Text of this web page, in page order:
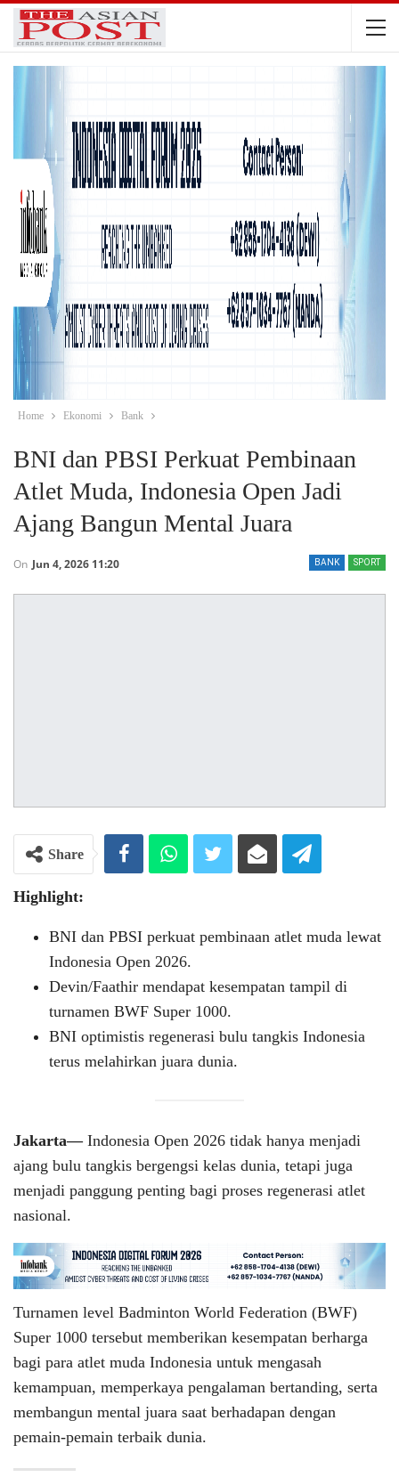
Home Ekonomi Bank
BNI dan PBSI Perkuat Pembinaan
Atlet Muda, Indonesia Open Jadi
Ajang Bangun Mental Juara
BANK SPORT
On Jun 4, 2026 11:20
Share
Highlight:
BNI dan PBSI perkuat pembinaan atlet muda lewat
Indonesia Open 2026.
Devin/Faathir mendapat kesempatan tampil di
turnamen BWF Super 1000.
BNI optimistis regenerasi bulu tangkis Indonesia
terus melahirkan juara dunia.
Jakarta—Indonesia Open 2026 tidak hanya menjadi
ajang bulu tangkis bergengsi kelas dunia, tetapi juga
menjadi panggung penting bagi proses regenerasi atlet
nasional.
Turnamen level Badminton World Federation (BWF)
Super 1000 tersebut memberikan kesempatan berharga
bagi para atlet muda Indonesia untuk mengasah
kemampuan, memperkaya pengalaman bertanding, serta
membangun mental juara saat berhadapan dengan
pemain-pemain terbaik dunia.